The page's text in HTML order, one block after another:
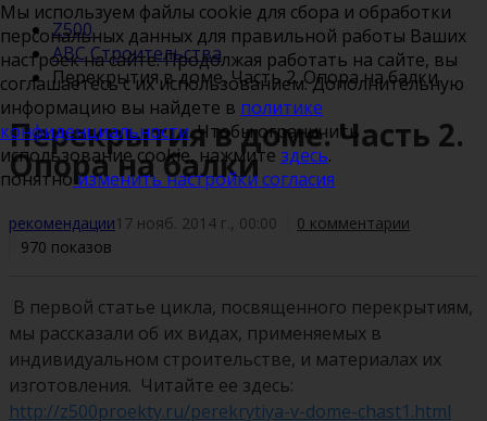
Z500
ABC Строительства
Перекрытия в доме. Часть 2. Опора на балки
Перекрытия в доме. Часть 2.
Опора на балки
рекомендации17 нояб. 2014 г., 00:00
0 комментарии
970 показов
В первой статье цикла, посвященного перекрытиям,
мы рассказали об их видах, применяемых в
индивидуальном строительстве, и материалах их
изготовления. Читайте ее здесь:
http://z500proekty.ru/perekrytiya-v-dome-chast1.html
Мы используем файлы cookie для сбора и обработки
персональных данных для правильной работы Ваших
настроек на сайте. Продолжая работать на сайте, вы
соглашаетесь с их использованием. Дополнительную
информацию вы найдете в политике
конфиденциальности. Чтобы ограничить
использование cookie, нажмите здесь.
понятноизменить настройки согласия